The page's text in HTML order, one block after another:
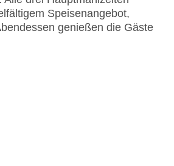
Beheizter Außenpool, Indoor
Wasserrutsche
Express, Diners Club,
4 Sterne
Speisenangebot,
genießen die Gäste